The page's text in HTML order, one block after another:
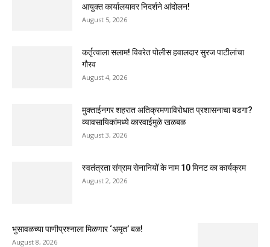
आयुक्त कार्यालयावर निदर्शने आंदोलन!
August 5, 2026
कर्तृत्वाला सलाम! विवरेत पोलीस हवालदार सुरज पाटीलांचा
गौरव
August 4, 2026
मुक्ताईनगर शहरात अतिक्रमणाविरोधात प्रशासनाचा बडगा?
व्यावसायिकांमध्ये कारवाईमुळे खळबळ
August 3, 2026
स्वतंत्रता संग्राम सेनानियों के नाम 10 मिनट का कार्यक्रम
August 2, 2026
भुसावळच्या पाणीप्रश्नाला मिळणार ‘अमृत’ बळ!
August 8, 2026